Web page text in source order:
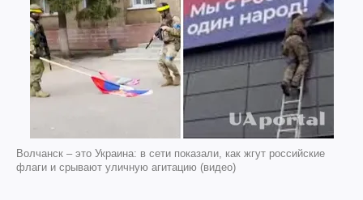
Волчанск – это Украина: в сети показали, как жгут российские
флаги и срывают уличную агитацию (видео)